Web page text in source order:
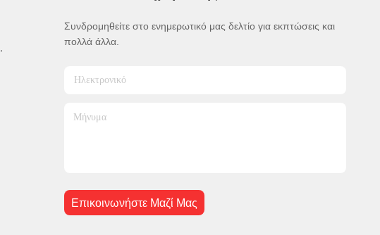
Συνδρομηθείτε στο ενημερωτικό μας δελτίο για εκπτώσεις και
πολλά άλλα.
Επικοινωνήστε Μαζί Μας